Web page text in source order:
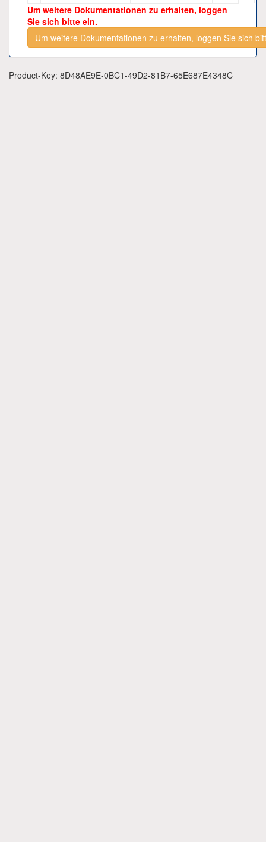
Um weitere Dokumentationen zu erhalten, loggen
Sie sich bitte ein.
Um weitere Dokumentationen zu erhalten, loggen Sie sich
Product-Key: 8D48AE9E-0BC1-49D2-81B7-65E687E4348C